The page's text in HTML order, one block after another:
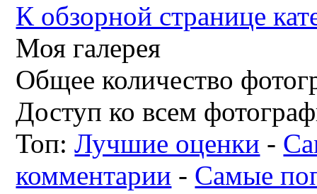
К обзорной странице
Моя галерея
Общее количество
Доступ ко всем
Топ:Лучшие оценки -
комментарии - Самые